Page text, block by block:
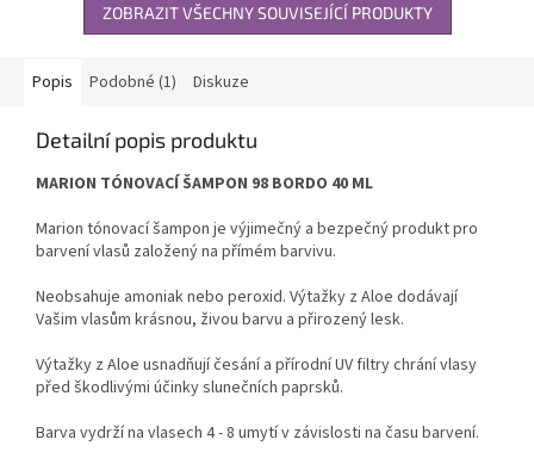
ZOBRAZIT VŠECHNY SOUVISEJÍCÍ PRODUKTY
Popis Podobné (1) Diskuze
Detailní popis produktu
MARION TÓNOVACÍ ŠAMPON 98 BORDO 40 ML
Marion tónovací šampon je výjimečný a bezpečný produkt pro
barvení vlasů založený na přímém barvivu.
Neobsahuje amoniak nebo peroxid. Výtažky z Aloe dodávají
Vašim vlasům krásnou, živou barvu a přirozený lesk.
Výtažky z Aloe usnadňují česání a přírodní UV filtry chrání vlasy
před škodlivými účinky slunečních paprsků.
Barva vydrží na vlasech 4 - 8 umytí v závislosti na času barvení.